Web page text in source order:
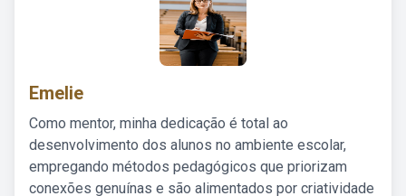
Emelie
Como mentor, minha dedicação é total ao
desenvolvimento dos alunos no ambiente escolar,
empregando métodos pedagógicos que priorizam
conexões genuínas e são alimentados por criatividade